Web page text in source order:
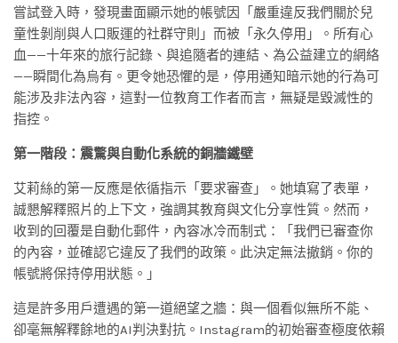
嘗試登入時，發現畫面顯示她的帳號因「嚴重違反我們關於兒
童性剝削與人口販運的社群守則」而被「永久停用」。所有心
血——十年來的旅行記錄、與追隨者的連結、為公益建立的網絡
——瞬間化為烏有。更令她恐懼的是，停用通知暗示她的行為可
能涉及非法內容，這對一位教育工作者而言，無疑是毀滅性的
指控。
第一階段：震驚與自動化系統的銅牆鐵壁
艾莉絲的第一反應是依循指示「要求審查」。她填寫了表單，
誠懇解釋照片的上下文，強調其教育與文化分享性質。然而，
收到的回覆是自動化郵件，內容冰冷而制式：「我們已審查你
的內容，並確認它違反了我們的政策。此決定無法撤銷。你的
帳號將保持停用狀態。」
這是許多用戶遭遇的第一道絕望之牆：與一個看似無所不能、
卻毫無解釋餘地的AI判決對抗。Instagram的初始審查極度依賴